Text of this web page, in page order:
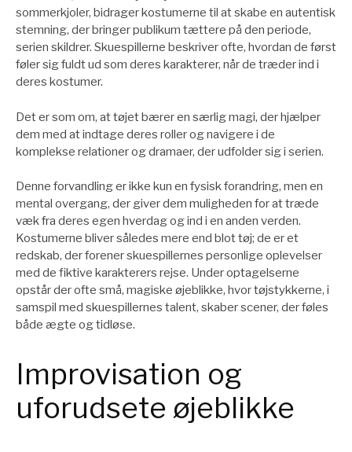
sommerkjoler, bidrager kostumerne til at skabe en autentisk
stemning, der bringer publikum tættere på den periode,
serien skildrer. Skuespillerne beskriver ofte, hvordan de først
føler sig fuldt ud som deres karakterer, når de træder ind i
deres kostumer.
Det er som om, at tøjet bærer en særlig magi, der hjælper
dem med at indtage deres roller og navigere i de
komplekse relationer og dramaer, der udfolder sig i serien.
Denne forvandling er ikke kun en fysisk forandring, men en
mental overgang, der giver dem muligheden for at træde
væk fra deres egen hverdag og ind i en anden verden.
Kostumerne bliver således mere end blot tøj; de er et
redskab, der forener skuespillernes personlige oplevelser
med de fiktive karakterers rejse. Under optagelserne
opstår der ofte små, magiske øjeblikke, hvor tøjstykkerne, i
samspil med skuespillernes talent, skaber scener, der føles
både ægte og tidløse.
Improvisation og
uforudsete øjeblikke